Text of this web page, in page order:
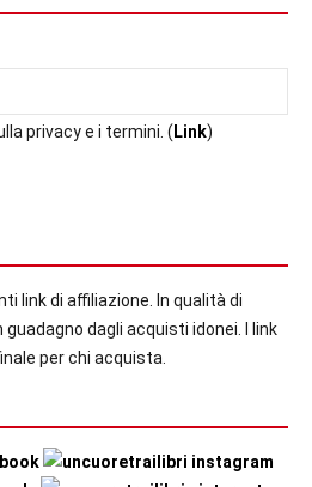
privacy e i termini. ( Link)
link di affiliazione. In qualità di
dagli acquisti idonei. I link
per chi acquista.